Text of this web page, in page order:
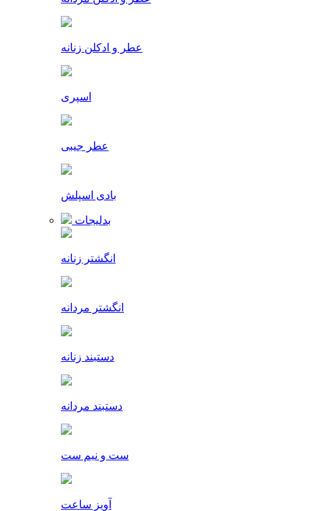
عطر و ادکلن زنانه
اسپری
عطر جیبی
بادی اسپلش
بدلیجات
انگشتر زنانه
انگشتر مردانه
دستبند زنانه
دستبند مردانه
ست و نیم ست
آویز ساعت